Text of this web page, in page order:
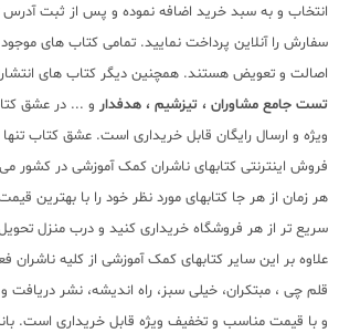
انتخاب و به سبد خرید اضافه نموده و پس از ثبت آدرس
سفارش را آنلاین پرداخت نمایید. تمامی کتاب های
اصالت و تعویض هستند. همچنین دیگر کتاب های
تست جامع مشاوران ، تیزشیم ، هدفدار و ... در عشق
ویژه و ارسال رایگان قابل خریداری است. عشق کتاب
فروش اینترنتی کتابهای ناشران کمک آموزشی در کشور
هر زمان از هر جا کتابهای مورد نظر خود را با بهترین
سریع تر از هر فروشگاه خریداری کنید و درب منزل
علاوه بر این سایر کتابهای کمک آموزشی از کلیه ناشران
قلم چی ، مبتکران، خیلی سبز، راه اندیشه، نشر
و با قیمت مناسب و تخفیف ویژه قابل خریداری است.